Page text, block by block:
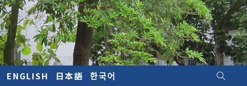
ENGLISH 日本語 한국어